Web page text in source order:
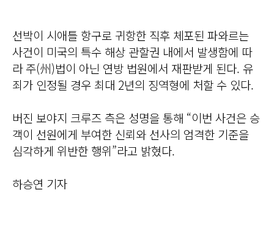
선박이 시애틀 항구로 귀항한 직후 체포된 파와르는
사건이 미국의 특수 해상 관할권 내에서 발생함에 따
라 주(州)법이 아닌 연방 법원에서 재판받게 된다. 유
죄가 인정될 경우 최대 2년의 징역형에 처할 수 있다.
버진 보야지 크루즈 측은 성명을 통해 “이번 사건은 승
객이 선원에게 부여한 신뢰와 선사의 엄격한 기준을
심각하게 위반한 행위”라고 밝혔다.
하승연 기자